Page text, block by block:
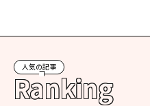
人気の記事
Ranking